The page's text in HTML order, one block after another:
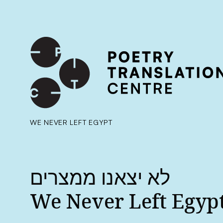
International shipping available - enter your address at
WE NEVER LEFT EGYPT
לא יצאנו ממצרים
We Never Left